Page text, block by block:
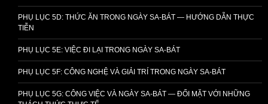
PHỤ LỤC 5D: THỨC ĂN TRONG NGÀY SA-BÁT — HƯỚNG DẪN THỰC
TIỄN
PHỤ LỤC 5E: VIỆC ĐI LẠI TRONG NGÀY SA-BÁT
PHỤ LỤC 5F: CÔNG NGHỆ VÀ GIẢI TRÍ TRONG NGÀY SA-BÁT
PHỤ LỤC 5G: CÔNG VIỆC VÀ NGÀY SA-BÁT — ĐỐI MẶT VỚI NHỮNG